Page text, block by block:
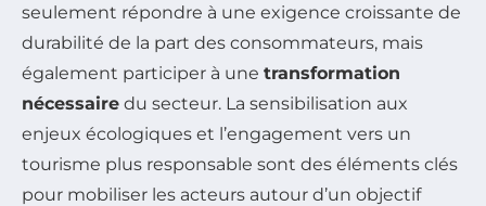
seulement répondre à une exigence croissante de
durabilité de la part des consommateurs, mais
également participer à une transformation
nécessaire du secteur. La sensibilisation aux
enjeux écologiques et l’engagement vers un
tourisme plus responsable sont des éléments clés
pour mobiliser les acteurs autour d’un objectif